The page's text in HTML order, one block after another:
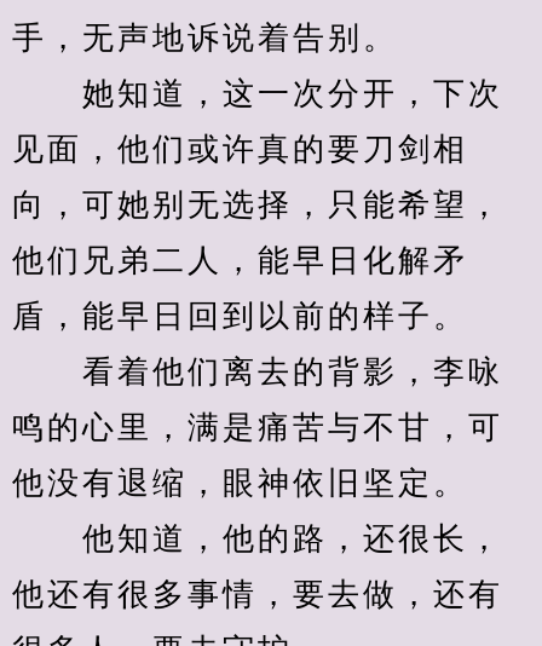
手，无声地诉说着告别。
她知道，这一次分开，下次
见面，他们或许真的要刀剑相
向，可她别无选择，只能希望，
他们兄弟二人，能早日化解矛
盾，能早日回到以前的样子。
看着他们离去的背影，李咏
鸣的心里，满是痛苦与不甘，可
他没有退缩，眼神依旧坚定。
他知道，他的路，还很长，
他还有很多事情，要去做，还有